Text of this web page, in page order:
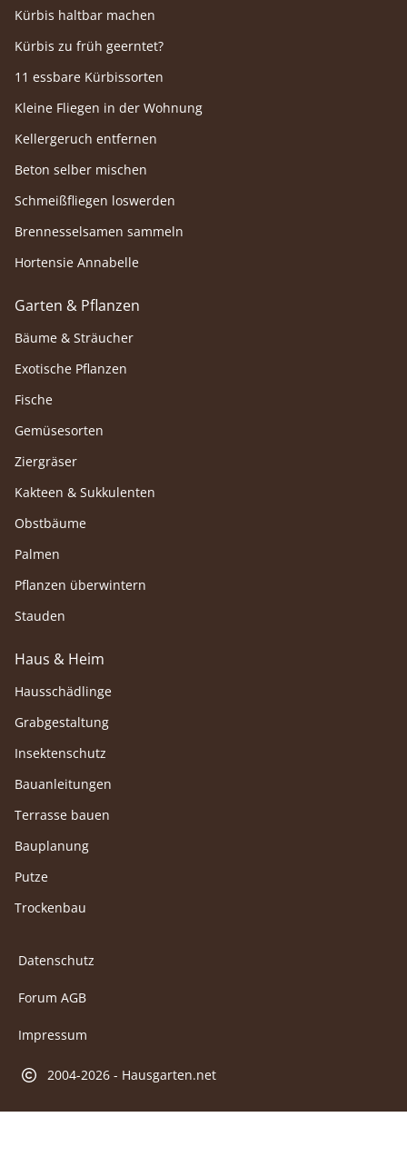
Kürbis haltbar machen
Kürbis zu früh geerntet?
11 essbare Kürbissorten
Kleine Fliegen in der Wohnung
Kellergeruch entfernen
Beton selber mischen
Schmeißfliegen loswerden
Brennesselsamen sammeln
Hortensie Annabelle
Garten & Pflanzen
Bäume & Sträucher
Exotische Pflanzen
Fische
Gemüsesorten
Ziergräser
Kakteen & Sukkulenten
Obstbäume
Palmen
Pflanzen überwintern
Stauden
Haus & Heim
Hausschädlinge
Grabgestaltung
Insektenschutz
Bauanleitungen
Terrasse bauen
Bauplanung
Putze
Trockenbau
Datenschutz
Forum AGB
Impressum
2004-2026 - Hausgarten.net